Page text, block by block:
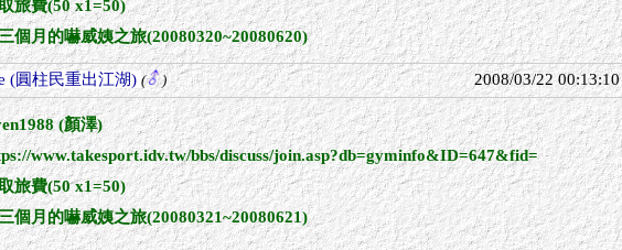
旅費(50 x1=50)
個月的嚇威姨之旅(20080320~20080620)
(圓柱民重出江湖) ( ) 2008/03/22 00:13:10
(顏澤)
www.takesport.idv.tw/bbs/discuss/join.asp?db=gyminfo&ID=647&fid=
旅費(50 x1=50)
個月的嚇威姨之旅(20080321~20080621)